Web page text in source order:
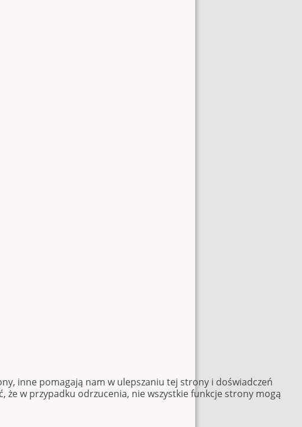
inne pomagają nam w ulepszaniu tej strony i doświadczeń
że w przypadku odrzucenia, nie wszystkie funkcje strony mogą